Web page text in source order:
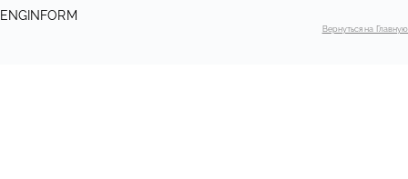
ENGINFORM
Вернуться на Главную